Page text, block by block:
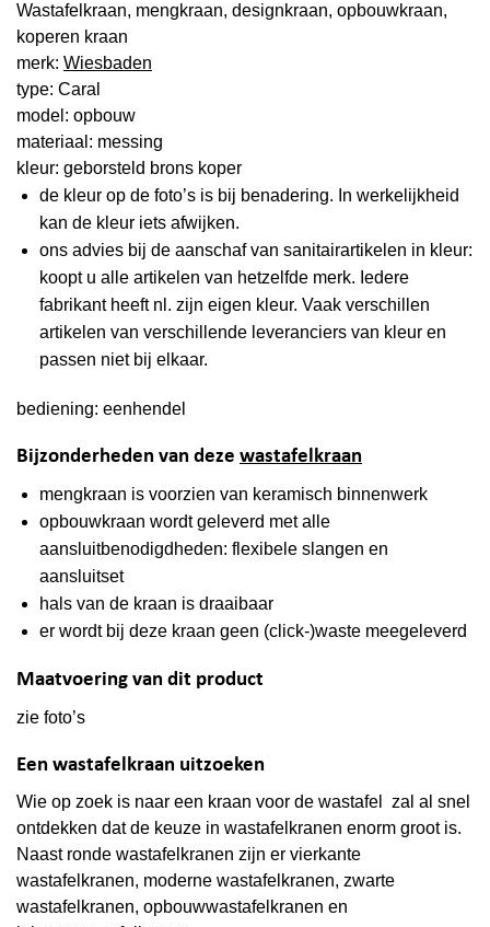
Wastafelkraan, mengkraan, designkraan, opbouwkraan,
koperen kraan
merk: Wiesbaden
type: Caral
model: opbouw
materiaal: messing
kleur: geborsteld brons koper
de kleur op de foto’s is bij benadering. In werkelijkheid
kan de kleur iets afwijken.
ons advies bij de aanschaf van sanitairartikelen in kleur:
koopt u alle artikelen van hetzelfde merk. Iedere
fabrikant heeft nl. zijn eigen kleur. Vaak verschillen
artikelen van verschillende leveranciers van kleur en
passen niet bij elkaar.
bediening: eenhendel
Bijzonderheden van deze wastafelkraan
mengkraan is voorzien van keramisch binnenwerk
opbouwkraan wordt geleverd met alle
aansluitbenodigdheden: flexibele slangen en
aansluitset
hals van de kraan is draaibaar
er wordt bij deze kraan geen (click-)waste meegeleverd
Maatvoering van dit product
zie foto’s
Een wastafelkraan uitzoeken
Wie op zoek is naar een kraan voor de wastafel zal al snel
ontdekken dat de keuze in wastafelkranen enorm groot is.
Naast ronde wastafelkranen zijn er vierkante
wastafelkranen, moderne wastafelkranen, zwarte
wastafelkranen, opbouwwastafelkranen en